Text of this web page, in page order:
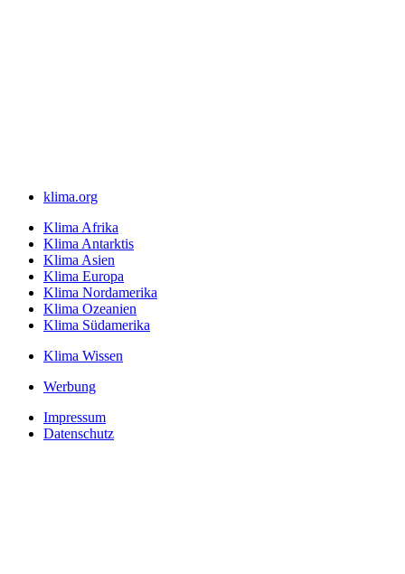
klima.org
Klima Afrika
Klima Antarktis
Klima Asien
Klima Europa
Klima Nordamerika
Klima Ozeanien
Klima Südamerika
Klima Wissen
Werbung
Impressum
Datenschutz